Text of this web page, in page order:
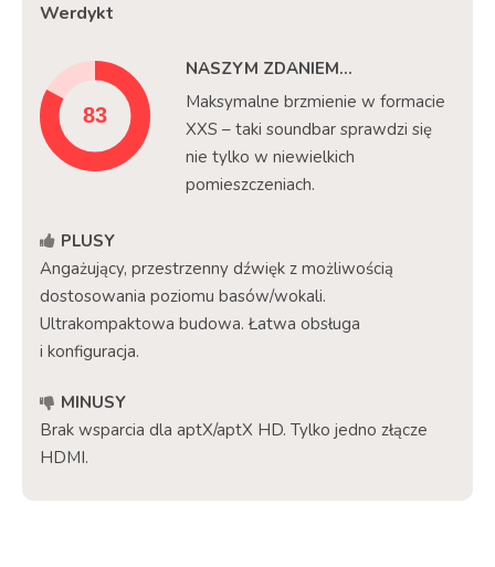
Werdykt
NASZYM ZDANIEM...
Maksymalne brzmienie w formacie
XXS – taki soundbar sprawdzi się
nie tylko w niewielkich
pomieszczeniach.
PLUSY
Angażujący, przestrzenny dźwięk z możliwością
dostosowania poziomu basów/wokali.
Ultrakompaktowa budowa. Łatwa obsługa
i konfiguracja.
MINUSY
Brak wsparcia dla aptX/aptX HD. Tylko jedno złącze
HDMI.